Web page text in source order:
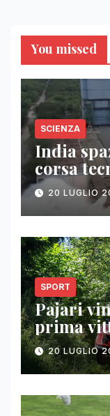
You missed
SCIENZA
India
corsa
20 LUGLIO
SPORT
Pajari
prima
20 LUGLIO